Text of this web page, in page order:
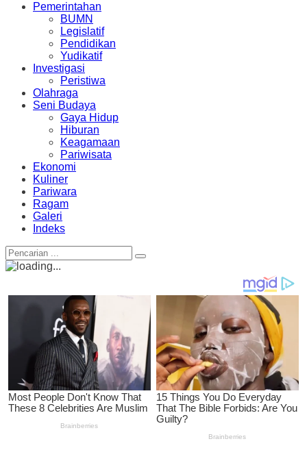
Pemerintahan
BUMN
Legislatif
Pendidikan
Yudikatif
Investigasi
Peristiwa
Olahraga
Seni Budaya
Gaya Hidup
Hiburan
Keagamaan
Pariwisata
Ekonomi
Kuliner
Pariwara
Ragam
Galeri
Indeks